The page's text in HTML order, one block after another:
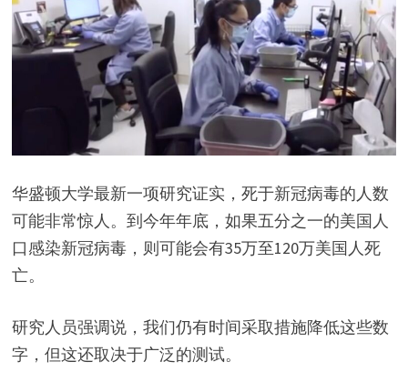
华盛顿大学最新一项研究证实，死于新冠病毒的人数
可能非常惊人。到今年年底，如果五分之一的美国人
口感染新冠病毒，则可能会有35万至120万美国人死
亡。
研究人员强调说，我们仍有时间采取措施降低这些数
字，但这还取决于广泛的测试。